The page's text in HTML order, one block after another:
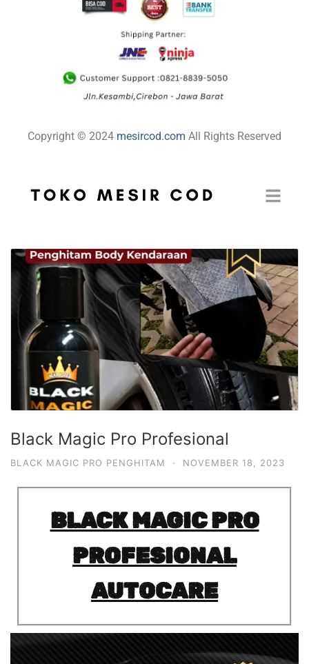
Copyright © 2024 mesircod.com All Rights Reserved
Black Magic Pro Profesional
BLACK MAGIC PRO PENGHITAM · NOVEMBER 18, 2023
BLACK MAGIC PRO
PROFESIONAL
AUTOCARE